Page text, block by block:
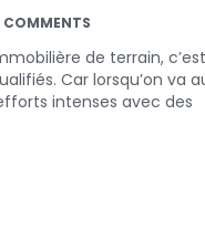
COMMENTS
de terrain, c’est
Car lorsqu’on va
intenses avec des